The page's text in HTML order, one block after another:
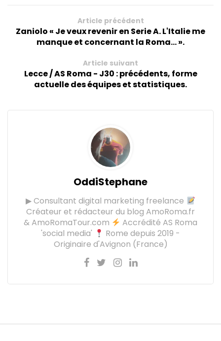
Article précédent
Zaniolo « Je veux revenir en Serie A. L'Italie me
manque et concernant la Roma... ».
Article suivant
Lecce / AS Roma - J30 : précédents, forme
actuelle des équipes et statistiques.
OddiStephane
▶ Consultant digital marketing freelance
Créateur et rédacteur du blog AmoRoma.fr
& AmoRomaTour.com
Accrédité AS Roma
'social media'
Rome depuis 2019 -
Originaire d'Avignon (France)